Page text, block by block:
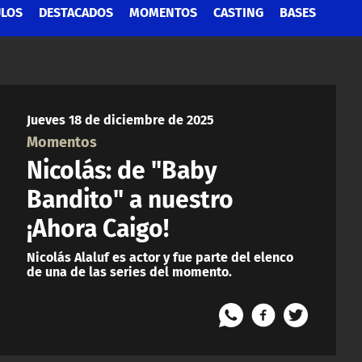
DESTACADOS MOMENTOS CASTING BASES
Jueves 18 de diciembre de 2025
Momentos
Nicolás: de "Baby
Bandito" a nuestro
¡Ahora Caigo!
Nicolás Alaluf es actor y fue parte del elenco
de una de las series del momento.